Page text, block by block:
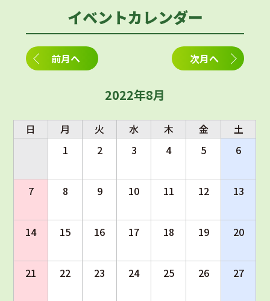
イベントカレンダー
前月へ 次月へ
2022年8月
日 月 火 水 木 金
土
1
2 3 4 5 6
7 8 9 10 11 12 13
14 15 16 17 18 19 20
21 22 23 24 25 26 27